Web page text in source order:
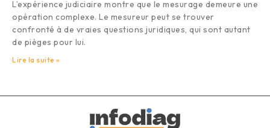
L’expérience judiciaire montre que le mesurage demeure une
opération complexe. Le mesureur peut se trouver
confronté à de vraies questions juridiques, qui sont autant
de pièges pour lui.
Lire la suite »